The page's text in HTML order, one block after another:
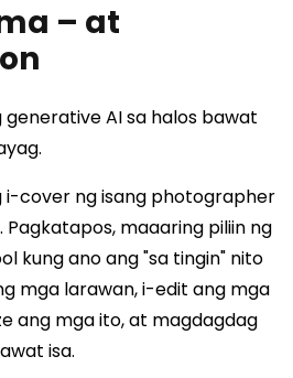
– at
AI sa halos bawat
i-cover ng isang photographer
Pagkatapos, maaaring piliin ng
kung ano ang "sa tingin" nito
mga larawan, i-edit ang mga
ang mga ito, at magdagdag
isa.